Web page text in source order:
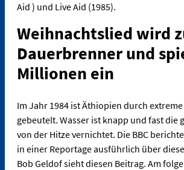
Aid ) und Live Aid (1985).
Weihnachtslied wird
Dauerbrenner und
Millionen ein
Im Jahr 1984 ist Äthiopien durch
gebeutelt. Wasser ist knapp und fast die
von der Hitze vernichtet. Die BBC
in einer Reportage ausführlich über
Bob Geldof sieht diesen Beitrag. Am